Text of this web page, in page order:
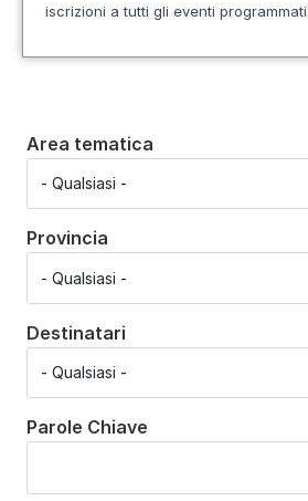
iscrizioni a tutti gli eventi programmati.
Area tematica
Provincia
Destinatari
Parole Chiave